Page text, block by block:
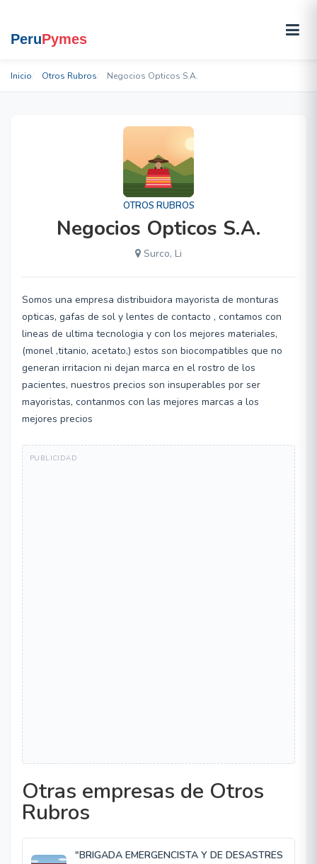
Inicio Otros Rubros Negocios Opticos S.A.
OTROS RUBROS
Negocios Opticos S.A.
Surco, Li
Somos una empresa distribuidora mayorista de monturas
opticas, gafas de sol y lentes de contacto , contamos con
lineas de ultima tecnologia y con los mejores materiales,
(monel ,titanio, acetato,) estos son biocompatibles que no
generan irritacion ni dejan marca en el rostro de los
pacientes, nuestros precios son insuperables por ser
mayoristas, contanmos con las mejores marcas a los
mejores precios
Otras empresas de Otros
Rubros
"BRIGADA EMERGENCISTA Y DE DESASTRES